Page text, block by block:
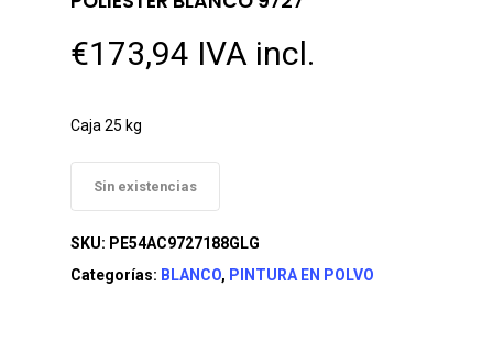
€173,94 IVA incl.
Caja 25 kg
Sin existencias
SKU: PE54AC9727188GLG
Categorías: BLANCO, PINTURA EN POLVO